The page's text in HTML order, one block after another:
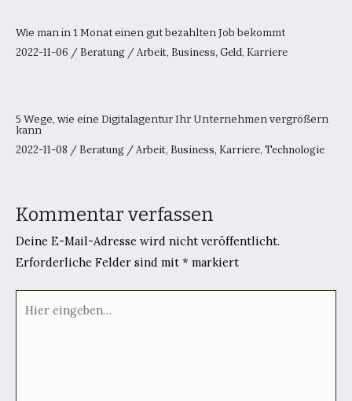
Wie man in 1 Monat einen gut bezahlten Job bekommt
2022-11-06 / Beratung / Arbeit, Business, Geld, Karriere
5 Wege, wie eine Digitalagentur Ihr Unternehmen vergrößern
kann
2022-11-08 / Beratung / Arbeit, Business, Karriere, Technologie
Kommentar verfassen
Deine E-Mail-Adresse wird nicht veröffentlicht.
Erforderliche Felder sind mit * markiert
eingeben…